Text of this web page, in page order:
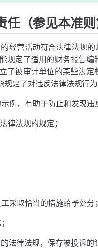
（参见本准则
经营活动符合法律法规
规定了适用的财务报告编
了被审计单位的某些法定
定了对违反法律法规行为
例，有助于防止和发现违
律法规的规定；
采取恰当的措施给予处分；
法律法规，保存被投诉的